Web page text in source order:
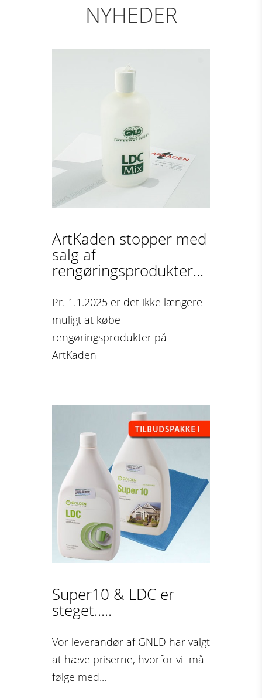
NYHEDER
ArtKaden stopper med
salg af
rengøringsprodukter...
Pr. 1.1.2025 er det ikke længere
muligt at købe
rengøringsprodukter på
ArtKaden
Super10 & LDC er
steget.....
Vor leverandør af GNLD har valgt
at hæve priserne, hvorfor vi må
følge med...